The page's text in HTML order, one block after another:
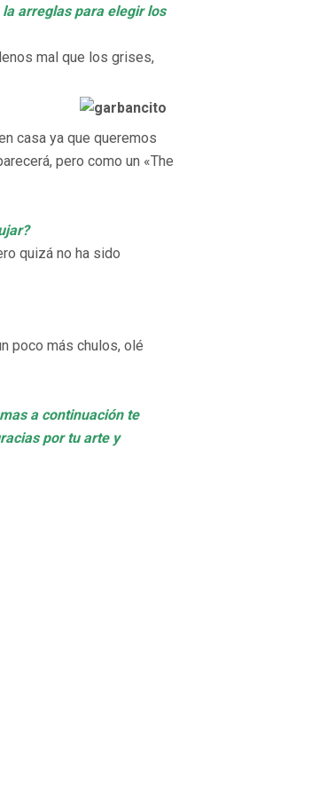
arreglas para elegir los
mal que los grises,
casa ya que queremos
pero como un «The
quizá no ha sido
poco más chulos, olé
a continuación te
por tu arte y